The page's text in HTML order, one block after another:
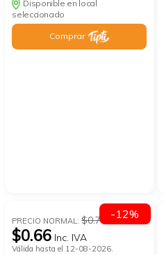
Disponible en local
seleccionado
Comprar
PRECIO NORMAL:$0.75
$0.66 Inc. IVA
Válida hasta el 12-08-2026.
-12%